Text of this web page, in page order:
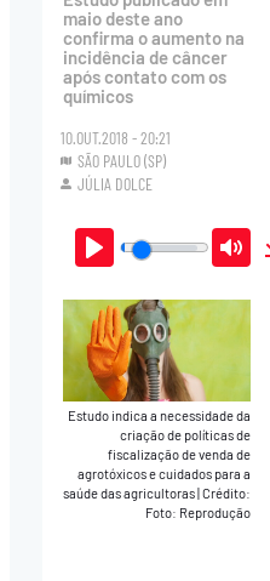
maio deste ano
confirma o aumento na
incidência de câncer
após contato com os
químicos
10.OUT.2018 - 20:21
SÃO PAULO (SP)
JÚLIA DOLCE
Play Mute
Estudo indica a necessidade da
criação de políticas de
fiscalização de venda de
agrotóxicos e cuidados para a
saúde das agricultoras Crédito:
Foto: Reprodução